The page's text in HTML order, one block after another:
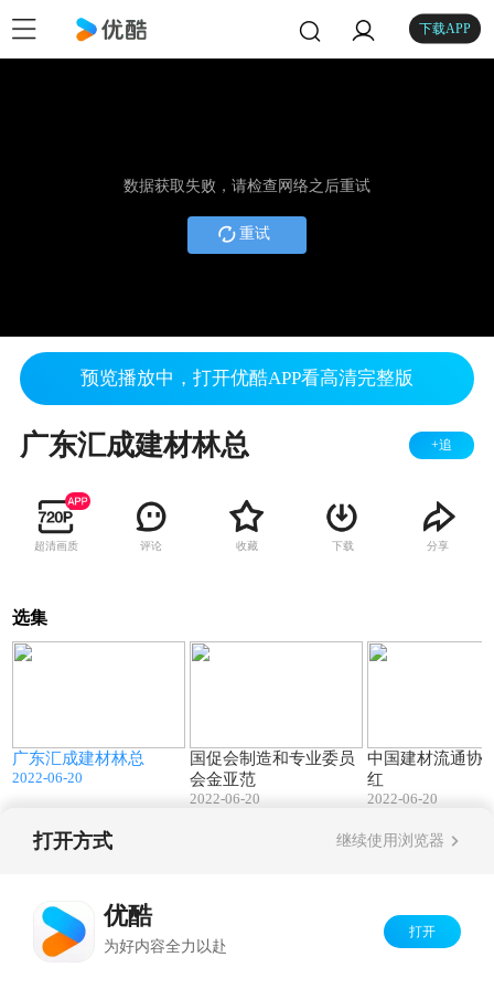
下载APP
数据获取失败，请检查网络之后重试
重试
预览播放中，打开优酷APP看高清完整版
广东汇成建材林总 +追
超清画质 评论 收藏 下载 分享
选集
广东汇成建材林总
2022-06-20
国促会制造和专业委员
会金亚范
2022-06-20
中国建材流通协
红
2022-06-20
打开方式 继续使用浏览器
优酷
为好内容全力以赴
打开